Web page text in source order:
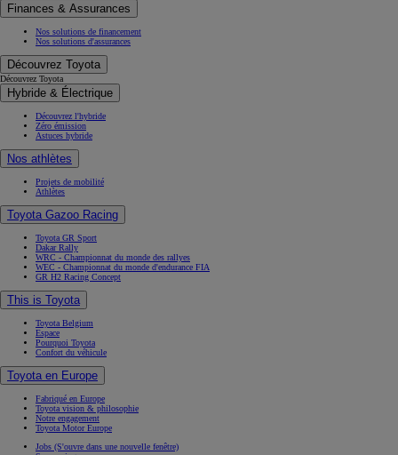
Finances & Assurances
Nos solutions de financement
Nos solutions d'assurances
Découvrez Toyota
Découvrez Toyota
Hybride & Électrique
Découvrez l'hybride
Zéro émission
Astuces hybride
Nos athlètes
Projets de mobilité
Athlètes
Toyota Gazoo Racing
Toyota GR Sport
Dakar Rally
WRC - Championnat du monde des rallyes
WEC - Championnat du monde d'endurance FIA
GR H2 Racing Concept
This is Toyota
Toyota Belgium
Espace
Pourquoi Toyota
Confort du véhicule
Toyota en Europe
Fabriqué en Europe
Toyota vision & philosophie
Notre engagement
Toyota Motor Europe
Jobs (S'ouvre dans une nouvelle fenêtre)